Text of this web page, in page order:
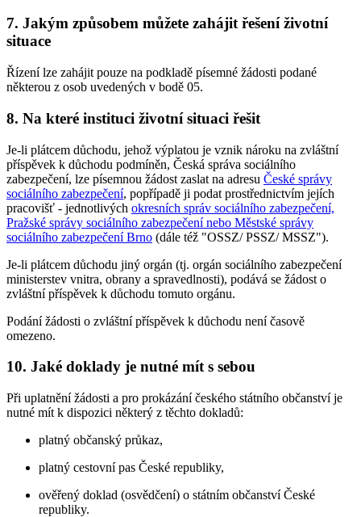
7. Jakým způsobem můžete zahájit řešení životní
situace
Řízení lze zahájit pouze na podkladě písemné žádosti podané
některou z osob uvedených v bodě 05.
8. Na které instituci životní situaci řešit
Je-li plátcem důchodu, jehož výplatou je vznik nároku na zvláštní
příspěvek k důchodu podmíněn, Česká správa sociálního
zabezpečení, lze písemnou žádost zaslat na adresu České správy
sociálního zabezpečení, popřípadě ji podat prostřednictvím jejích
pracovišť - jednotlivých okresních správ sociálního zabezpečení,
Pražské správy sociálního zabezpečení nebo Městské správy
sociálního zabezpečení Brno (dále též "OSSZ/ PSSZ/ MSSZ").
Je-li plátcem důchodu jiný orgán (tj. orgán sociálního zabezpečení
ministerstev vnitra, obrany a spravedlnosti), podává se žádost o
zvláštní příspěvek k důchodu tomuto orgánu.
Podání žádosti o zvláštní příspěvek k důchodu není časově
omezeno.
10. Jaké doklady je nutné mít s sebou
Při uplatnění žádosti a pro prokázání českého státního občanství je
nutné mít k dispozici některý z těchto dokladů:
platný občanský průkaz,
platný cestovní pas České republiky,
ověřený doklad (osvědčení) o státním občanství České
republiky.